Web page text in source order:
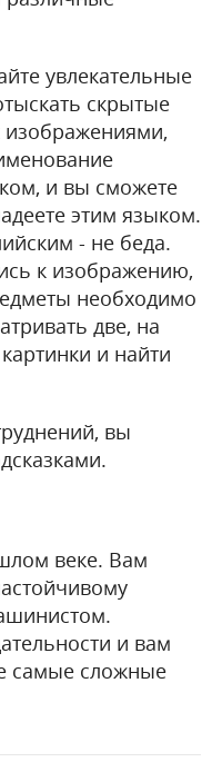
увлекательные
скрытые
изображениями,
и вы сможете
этим языком.
- не беда.
к изображению,
необходимо
две, на
и найти
вы
веке. Вам
и вам
самые сложные